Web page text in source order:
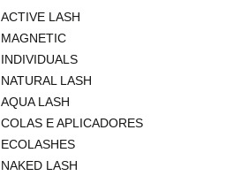
ACTIVE LASH
MAGNETIC
INDIVIDUALS
NATURAL LASH
AQUA LASH
COLAS E APLICADORES
ECOLASHES
NAKED LASH